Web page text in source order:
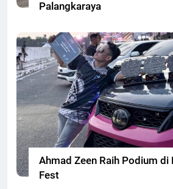
Palangkaraya
Ahmad Zeen Raih Podium di
Fest